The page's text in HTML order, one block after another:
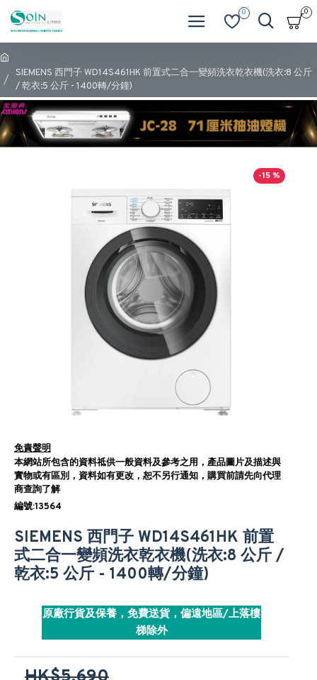
0 0
SIEMENS 西門子 WD14S461HK 前置式二合一變頻洗衣乾衣機(洗衣:8 公斤
/ 乾衣:5 公斤 - 1400轉/分鐘)
-15 %
免責聲明
本網站所包含的資料祗供一般資料及參考之用，產品圖片及描述與
實物或有區別，資料如有更改，恕不另行通知，購買前請先向代理
商查詢了解
編號:13564
SIEMENS 西門子 WD14S461HK 前置
式二合一變頻洗衣乾衣機(洗衣:8 公斤 /
乾衣:5 公斤 - 1400轉/分鐘)
原廠行貨及保養，免費送貨，偏遠地區/上落樓
梯除外